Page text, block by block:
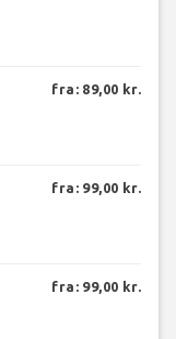
fra: 89,00 kr.
fra: 99,00 kr.
fra: 99,00 kr.